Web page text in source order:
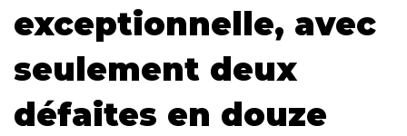
exceptionnelle, avec
seulement deux
défaites en douze